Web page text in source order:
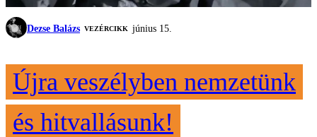
Dezse Balázs VEZÉRCIKK június 15.
Újra veszélyben nemzetünk
és hitvallásunk!